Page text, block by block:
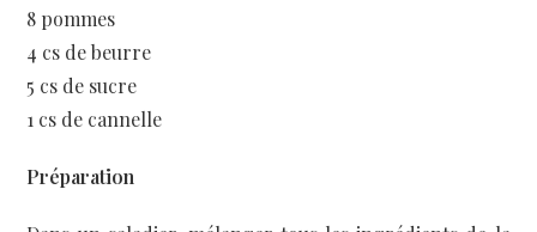
8 pommes
4 cs de beurre
5 cs de sucre
1 cs de cannelle
Préparation